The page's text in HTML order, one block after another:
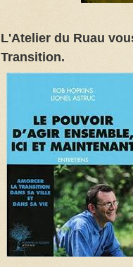
L'Atelier du Ruau
Transition.